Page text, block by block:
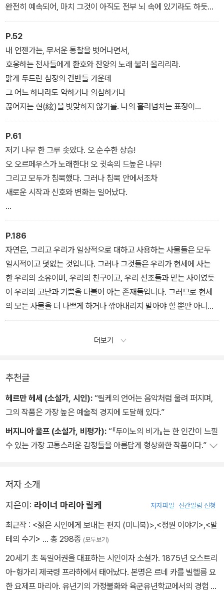
완전히 예속되어, 마치 그것이 아직도 전부 뇌 속에 있기라도 하듯이.
드넓은 힘의 저장소를 시대정신이 만들기는 하지만, 형상이 아니기로
는
그가 모든 것에서 획득하는, 긴장시키는 충동과 마찬가지다.
사원을 그는 더 이상 알지 못한다. 이러한 마음의 호사를
우리는 더욱 은밀하게 아끼려 한다. 그렇다, 아직 하나 견뎌내는 곳에
서
한때 숭배되던 어느 사물, 모셔지던 것, 무릎 꿇게 하던 것─,
그것이, 지금 있는 그대로, 벌써 보이지 않는 것 속으로 내밀고 있다.
많은 사람이 이제는 그것을 알아보지 못하니, 유리함도 없다,
이제는 그것을 내면으로, 기둥과 조상(彫像)으로, 더 위대하게 세울
수도 있는!
-『두이노의 비가』, 「제7비가」 중에서
P.52
내 언젠가는, 무서운 통찰을 벗어나면서,
호응하는 천사들에게 환호와 찬양의 노래 불러 올리리라.
맑게 두드린 심장의 건반들 가운데
그 어느 하나라도 약하거나 의심하거나
끊어지는 현(絃)을 빗맞히지 않기를. 나의 흘러넘치는 표정이
나를 더욱 빛나게 만들기를; 보이지 않는 울음이
피어나길. 오, 그러면 너희, 밤들은 내게 더 다정해지겠지.
슬퍼하던 밤들. 내 너희, 위로할 길 없는 자매들을,
더 낮게 무릎 꿇어 받아들이지 못했지, 풀어헤친 너희
머리칼 속에 나를 더 풀어 바치지 못했다. 우리, 고통의 낭비자,
우리는 얼마나 그 고통들을 미리 내다보는가, 그 슬픈 지속까지를,
겨울을 견디게 하는 우리의 나뭇잎, 우리의 짙은 의미의 초록,
은밀한 세월의 어느 한때─, 시간일 뿐만
아니라─, 그것들은 장소요, 정착지요, 보금자리요, 땅이요, 거처.
-『두이노의 비가』, 「제10비가」 중에서
P.61
저기 나무 한 그루 솟았다. 오 순수한 상승!
오 오르페우스가 노래한다! 오 귓속의 드높은 나무!
그리고 모두가 침묵했다. 그러나 침묵 안에서조차
새로운 시작과 신호와 변화는 일어났다.
고요의 짐승들이 둥지와 보금자리를 떨치고
그들이 속으로 그토록 조용했던 것은 꾀를 부리거나
불안해서가 아니라,
듣느라고 그런 것. 으르렁거림, 울부짖음, 포효는
그들의 마음엔 작아 보였다. 그리고 거기
이것을 받아들일 오두막 한 채도 없던 곳.
그곳에 당신은 그들을 위한 귓속의 신전을 세웠다.
P.186
자연은, 그리고 우리가 일상적으로 대하고 사용하는 사물들은 모두
일시적이고 덧없는 것입니다. 그러나 그것들은 우리가 현세에 사는
한 우리의 소유이며, 우리의 친구이고, 우리 선조들과 믿는 사이였듯
이 우리의 고난과 기쁨을 더불어 아는 존재들입니다. 그러므로 현세
의 모든 사물을 더 나쁘게 하거나 깎아내리지 말아야 할 뿐만 아니라,
우리와 함께하는 그 일시성 때문에 이 현상들과 사물들을 아주 내밀
않게’ 다시 부활시키는 것이 우리의 임무이기 때문입니다. 우리는 보
통 안에 쌓아 두기 위해 보이는 것들의 꿀을 열심히 모으고 있습니다.
-『두이노의 비가』 부록, 「훌레비츠에게 보내는 편지」 중에서
더보기
추천글
헤르만 헤세 (소설가, 시인): “릴케의 언어는 음악처럼 울려 퍼지며,
그의 작품은 가장 높은 예술적 경지에 도달해 있다.”
버지니아 울프 (소설가, 비평가): “『두이노의 비가』는 한 인간이 느낄
수 있는 가장 고통스러운 감정들을 아름답게 형상화한 작품이다.”
저자 소개
지은이: 라이너 마리아 릴케 저자파일 신간알림 신청
최근작 : <젊은 시인에게 보내는 편지 (미니북)>,<정원 이야기>,<말
테의 수기> … 총 298종 (모두보기)
20세기 초 독일어권을 대표하는 시인이자 소설가. 1875년 오스트리
아-헝가리 제국령 프라하에서 태어났다. 본명은 르네 카를 빌헬름 요
한 요제프 마리아. 유년기의 가정불화와 육군유년학교에서의 경험 탓